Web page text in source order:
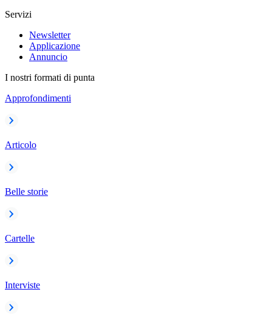
Servizi
Newsletter
Applicazione
Annuncio
I nostri formati di punta
Approfondimenti
Articolo
Belle storie
Cartelle
Interviste